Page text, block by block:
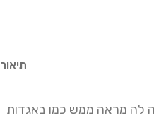
תיאור
לה מראה ממש כמו באגדות